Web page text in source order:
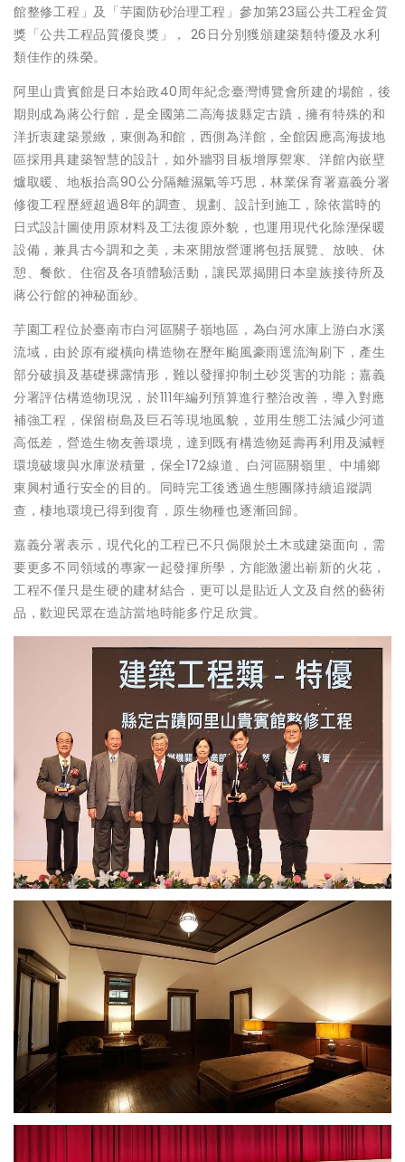
館整修工程」及「芋園防砂治理工程」參加第23屆公共工程金質
獎「公共工程品質優良獎」， 26日分別獲頒建築類特優及水利
類佳作的殊榮。
阿里山貴賓館是日本始政40周年紀念臺灣博覽會所建的場館，後
期則成為蔣公行館，是全國第二高海拔縣定古蹟，擁有特殊的和
洋折衷建築景緻，東側為和館，西側為洋館，全館因應高海拔地
區採用具建築智慧的設計，如外牆羽目板增厚禦寒、洋館內嵌壁
爐取暖、地板抬高90公分隔離濕氣等巧思，林業保育署嘉義分署
修復工程歷經超過8年的調查、規劃、設計到施工，除依當時的
日式設計圖使用原材料及工法復原外貌，也運用現代化除溼保暖
設備，兼具古今調和之美，未來開放營運將包括展覽、放映、休
憩、餐飲、住宿及各項體驗活動，讓民眾揭開日本皇族接待所及
蔣公行館的神秘面紗。
芋園工程位於臺南市白河區關子嶺地區，為白河水庫上游白水溪
流域，由於原有縱橫向構造物在歷年颱風豪雨逕流淘刷下，產生
部分破損及基礎裸露情形，難以發揮抑制土砂災害的功能；嘉義
分署評估構造物現況，於111年編列預算進行整治改善，導入對應
補強工程，保留樹島及巨石等現地風貌，並用生態工法減少河道
高低差，營造生物友善環境，達到既有構造物延壽再利用及減輕
環境破壞與水庫淤積量，保全172線道、白河區關嶺里、中埔鄉
東興村通行安全的目的。同時完工後透過生態團隊持續追蹤調
查，棲地環境已得到復育，原生物種也逐漸回歸。
嘉義分署表示，現代化的工程已不只侷限於土木或建築面向，需
要更多不同領域的專家一起發揮所學，方能激盪出嶄新的火花，
工程不僅只是生硬的建材結合，更可以是貼近人文及自然的藝術
品，歡迎民眾在造訪當地時能多佇足欣賞。